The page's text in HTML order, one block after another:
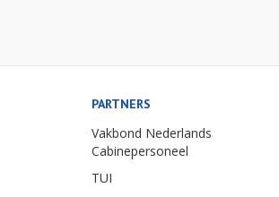
PARTNERS
Vakbond Nederlands
Cabinepersoneel
TUI